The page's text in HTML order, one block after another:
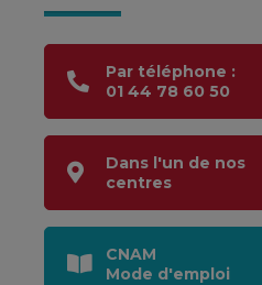
Par téléphone :
01 44 78 60 50
Dans l'un de nos
centres
CNAM
Mode d'emploi